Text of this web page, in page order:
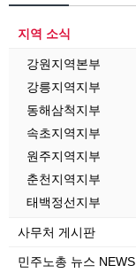
지역 소식
강원지역본부
강릉지역지부
동해삼척지부
속초지역지부
원주지역지부
춘천지역지부
태백정선지부
사무처 게시판
민주노총 뉴스 NEWS